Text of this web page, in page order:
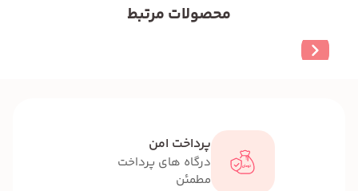
محصولات مرتبط
پرداخت امن
درگاه های پرداخت
مطمئن